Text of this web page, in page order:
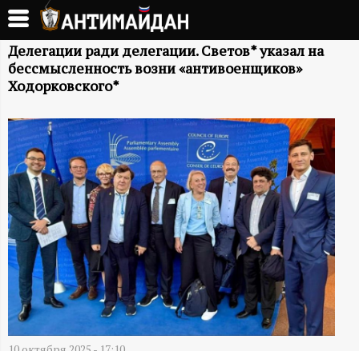
Перейти
основному
содержанию
А
Н
Т
И
М
А
Й
Д
Делегации ради делегации. Светов* указал на
бессмысленность возни «антивоенщиков»
Ходорковского*